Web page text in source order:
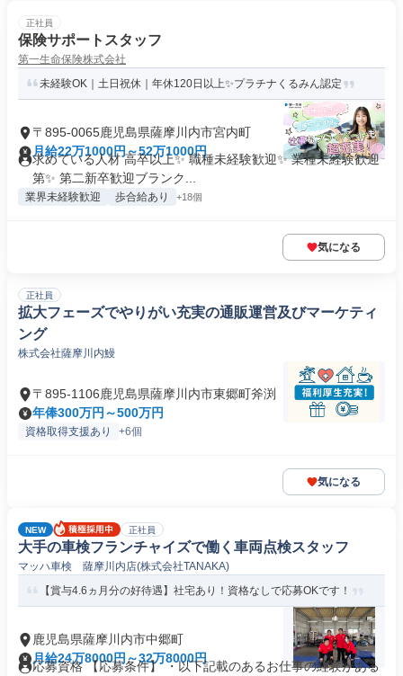
正社員
保険サポートスタッフ
第一生命保険株式会社
未経験OK｜土日祝休｜年休120日以上✨プラチナくるみん認定
〒895-0065鹿児島県薩摩川内市宮内町
月給22万1000円～52万1000円
求めている人材 高卒以上✨ 職種未経験歓迎✨ 業種未経験歓迎
第✨ 第二新卒歓迎ブランク...
業界未経験歓迎 歩合給あり +18個
気になる
正社員
拡大フェーズでやりがい充実の通販運営及びマーケティ
ング
株式会社薩摩川内鰻
〒895-1106鹿児島県薩摩川内市東郷町斧渕
年俸300万円～500万円
資格取得支援あり +6個
気になる
NEW 正社員
大手の車検フランチャイズで働く車両点検スタッフ
マッハ車検 薩摩川内店(株式会社TANAKA)
【賞与4.6ヵ月分の好待遇】社宅あり！資格なしで応募OKです！
鹿児島県薩摩川内市中郷町
月給24万8000円～32万8000円
応募資格 【応募条件】 ・以下記載のあるお仕事の経験がある